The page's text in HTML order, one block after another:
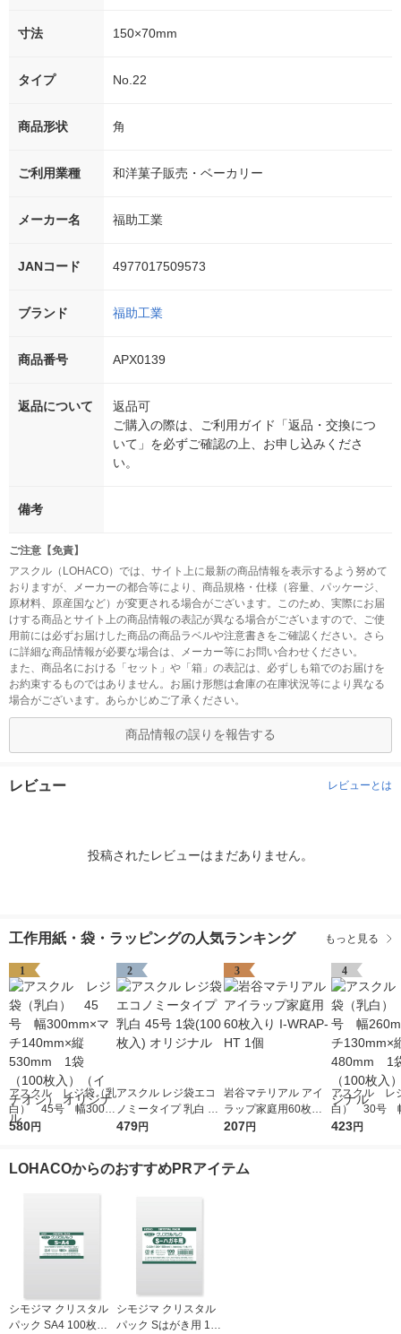
寸法 150×70mm
タイプ No.22
商品形状 角
ご利用業種 和洋菓子販売・ベーカリー
メーカー名 福助工業
JANコード 4977017509573
ブランド 福助工業
商品番号 APX0139
返品について
返品可
ご購入の際は、ご利用ガイド「返品・交換につ
いて」を必ずご確認の上、お申し込みくださ
い。
備考
ご注意【免責】
アスクル（LOHACO）では、サイト上に最新の商品情報を表示するよう努めて
おりますが、メーカーの都合等により、商品規格・仕様（容量、パッケージ、
原材料、原産国など）が変更される場合がございます。このため、実際にお届
けする商品とサイト上の商品情報の表記が異なる場合がございますので、ご使
用前には必ずお届けした商品の商品ラベルや注意書きをご確認ください。さら
に詳細な商品情報が必要な場合は、メーカー等にお問い合わせください。
また、商品名における「セット」や「箱」の表記は、必ずしも箱でのお届けを
お約束するものではありません。お届け形態は倉庫の在庫状況等により異なる
場合がございます。あらかじめご了承ください。
商品情報の誤りを報告する
レビュー レビューとは
投稿されたレビューはまだありません。
工作用紙・袋・ラッピングの人気ランキング もっと見る
1
アスクル レジ袋（乳
白） 45号 幅300m
m×マチ140mm×縦53
リジナル
580円
2
アスクル レジ袋エコ
ノミータイプ 乳白 45
号 1袋(100枚入) オリ
479円
3
岩谷マテリアル アイ
ラップ家庭用60枚入
り I-WRAP-HT 1個
207円
4
アスクル レ
白） 30号
m×マチ
423円
LOHACOからのおすすめPRアイテム
シモジマ クリスタル
パック SA4 100枚入 6
シモジマ クリスタル
パック Sはがき用 100